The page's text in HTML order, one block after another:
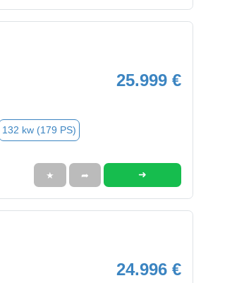
25.999 €
132 kw (179 PS)
★ ➦ ➜
24.996 €